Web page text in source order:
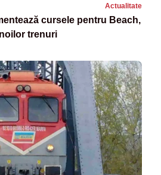
Actualitate
cursele pentru Beach,
trenuri